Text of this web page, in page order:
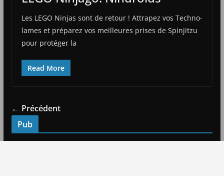
Les LEGO Ninjas sont de retour ! Attrapez vos Techno-
lames et préparez vos meilleures prises de Spinjitzu
pour protéger la
Read More
← Précédent
Pub